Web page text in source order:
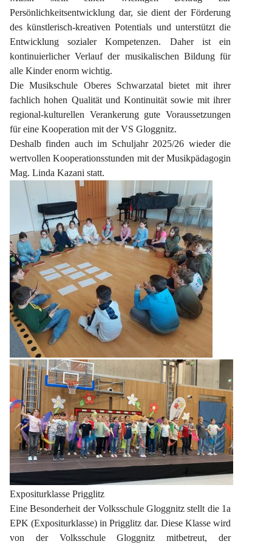
Persönlichkeitsentwicklung dar, sie dient der Förderung
des künstlerisch-kreativen Potentials und unterstützt die
Entwicklung sozialer Kompetenzen. Daher ist ein
kontinuierlicher Verlauf der musikalischen Bildung für
alle Kinder enorm wichtig.
Die Musikschule Oberes Schwarzatal bietet mit ihrer
fachlich hohen Qualität und Kontinuität sowie mit ihrer
regional-kulturellen Verankerung gute Voraussetzungen
für eine Kooperation mit der VS Gloggnitz.
Deshalb finden auch im Schuljahr 2025/26 wieder die
wertvollen Kooperationsstunden mit der Musikpädagogin
Mag. Linda Kazani statt.
Expositurklasse Prigglitz
Eine Besonderheit der Volksschule Gloggnitz stellt die 1a
EPK (Expositurklasse) in Prigglitz dar. Diese Klasse wird
von der Volksschule Gloggnitz mitbetreut, der